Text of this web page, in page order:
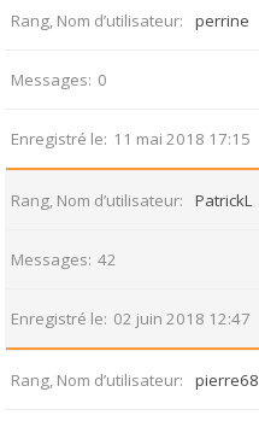
Rang, Nom d’utilisateur perrine
Messages 0
Enregistré le 11 mai 2018 17:15
Rang, Nom d’utilisateur PatrickL
Messages 42
Enregistré le 02 juin 2018 12:47
Rang, Nom d’utilisateur pierre68